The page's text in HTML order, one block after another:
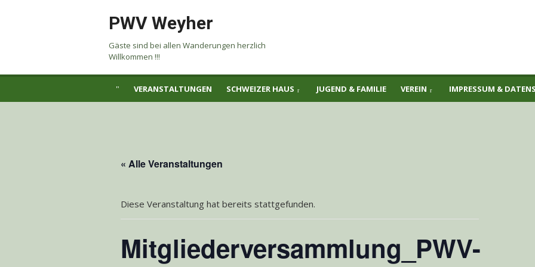
PWV Weyher
Gäste sind bei allen Wanderungen herzlich
Willkommen !!!
VERANSTALTUNGEN SCHWEIZER HAUS JUGEND & FAMILIE VEREIN IMPRESSUM &
« Alle Veranstaltungen
Diese Veranstaltung hat bereits stattgefunden.
Mitgliederversammlung_PWV-